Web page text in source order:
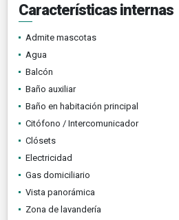
Características internas
Admite mascotas
Agua
Balcón
Baño auxiliar
Baño en habitación principal
Citófono / Intercomunicador
Clósets
Electricidad
Gas domiciliario
Vista panorámica
Zona de lavandería